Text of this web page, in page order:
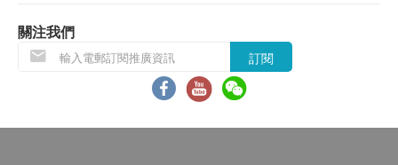
腎功能
備註
如果客戶已完成電話或面解服務,若再要求講解,需
另外收取$300解析報告費。
客戶若體檢後3個月內不提取報告，所有報告一律
關注我們
訂閱